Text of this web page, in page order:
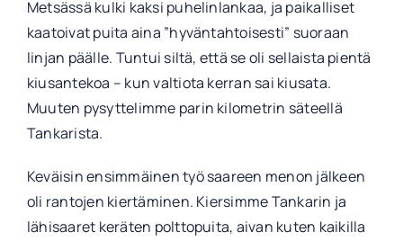
Metsässä kulki kaksi puhelinlankaa, ja paikalliset
kaatoivat puita aina ”hyväntahtoisesti” suoraan
linjan päälle. Tuntui siltä, että se oli sellaista pientä
kiusantekoa – kun valtiota kerran sai kiusata.
Muuten pysyttelimme parin kilometrin säteellä
Tankarista.
Keväisin ensimmäinen työ saareen menon jälkeen
oli rantojen kiertäminen. Kiersimme Tankarin ja
lähisaaret keräten polttopuita, aivan kuten kaikilla